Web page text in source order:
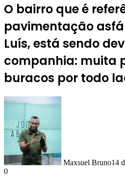
O bairro que é
pavimentação
Luís, está sendo
companhia: muita
buracos por todo
Maxsuel Bruno14
0